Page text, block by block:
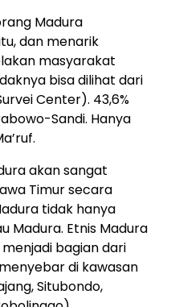
Madura
dan menarik
masyarakat
bisa dilihat dari
Center). 43,6%
Sandi. Hanya
akan sangat
Timur secara
tidak hanya
Madura. Etnis Madura
bagian dari
di kawasan
Situbondo,